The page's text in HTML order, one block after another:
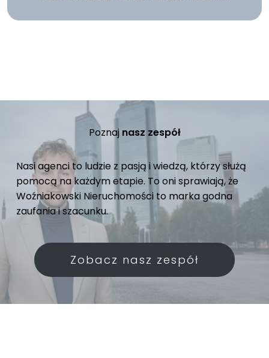
Poznaj nasz zespół
Nasi agenci to ludzie z pasją i wiedzą, którzy służą
pomocą na każdym etapie. To oni sprawiają, że
Woźniakowski Nieruchomości to marka godna
zaufania i szacunku.
Zobacz nasz zespół